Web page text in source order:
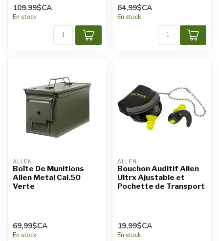
appliqués.
109,99$CA
En stock
64,99$CA
En stock
ALLEN
Boîte De Munitions
Allen Metal Cal.50
Verte
69,99$CA
En stock
ALLEN
Bouchon Auditif Allen
Ultrx Ajustable et
Pochette de Transport
19,99$CA
En stock